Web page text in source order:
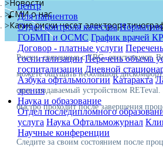
центр
Для пациентов
Отдел контроля качества
ГОБМП и ОСМС График врачей
Договор - платные услуги
госпитализации Перечень объема
госпитализации Дневной
Азбука офтальмологии Катаракта
зрения
Наука и образование
Отдел последипломного
услуга Наука Офтальможурнал
Научные конференции
Новости
СМИ о нас
Какие риски несет
Риски, связанные с ERG, отсутствуют.
можете ощущать небольшой
свет, создаваемый устройством
быстро проходит после завершения
Следите за своим состоянием после